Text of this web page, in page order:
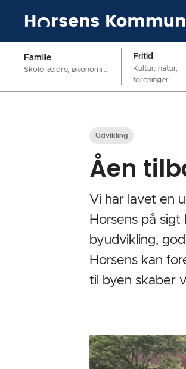
Familie
Skole, ældre, økonomi...
Fritid
Kultur, natur,
foreninger...
Udvikling
Åen
Vi har lavet en
Horsens på
byudvikling,
Horsens kan
til byen skaber